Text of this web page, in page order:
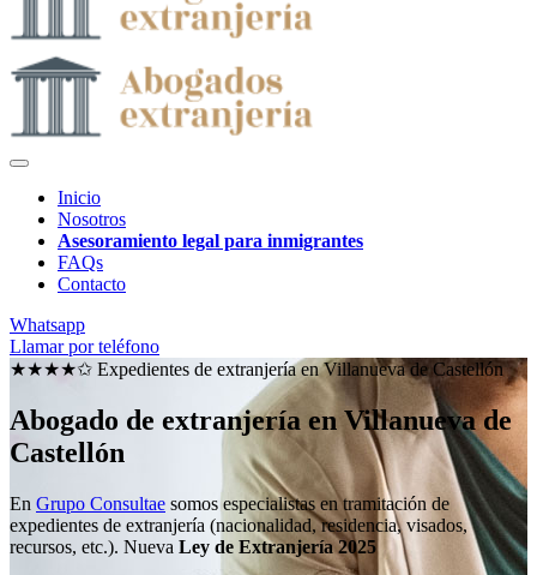
Inicio
Nosotros
Asesoramiento legal para inmigrantes
FAQs
Contacto
Whatsapp
Llamar por teléfono
★★★★✩ Expedientes de extranjería enVillanueva de Castellón
Abogado de extranjería en Villanueva de
Castellón
En Grupo Consultae somos especialistas en tramitación de
expedientes de extranjería (nacionalidad, residencia, visados,
recursos, etc.). Nueva Ley de Extranjería 2025